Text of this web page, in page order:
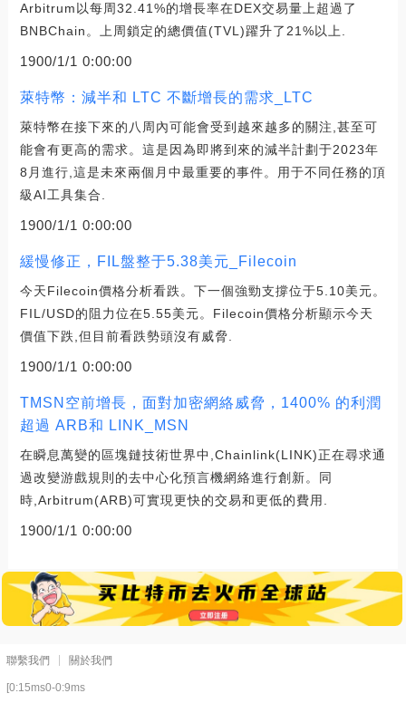
Arbitrum以每周32.41%的增長率在DEX交易量上超過了
BNBChain。上周鎖定的總價值(TVL)躍升了21%以上.
1900/1/1 0:00:00
萊特幣：減半和 LTC 不斷增長的需求_LTC
萊特幣在接下來的八周內可能會受到越來越多的關注,甚至可
能會有更高的需求。這是因為即將到來的減半計劃于2023年
8月進行,這是未來兩個月中最重要的事件。用于不同任務的頂
級AI工具集合.
1900/1/1 0:00:00
緩慢修正，FIL盤整于5.38美元_Filecoin
今天Filecoin價格分析看跌。下一個強勁支撐位于5.10美元。
FIL/USD的阻力位在5.55美元。Filecoin價格分析顯示今天
價值下跌,但目前看跌勢頭沒有威脅.
1900/1/1 0:00:00
TMSN空前增長，面對加密網絡威脅，1400% 的利潤
超過 ARB和 LINK_MSN
在瞬息萬變的區塊鏈技術世界中,Chainlink(LINK)正在尋求通
過改變游戲規則的去中心化預言機網絡進行創新。同
時,Arbitrum(ARB)可實現更快的交易和更低的費用.
1900/1/1 0:00:00
聯繫我們 關於我們
[0:15ms0-0:9ms